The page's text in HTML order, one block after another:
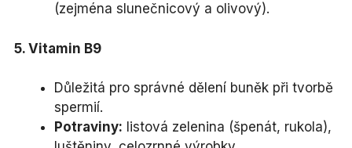
(zejména slunečnicový a olivový).
5. Vitamin B9
Důležitá pro správné dělení buněk při tvorbě
spermií.
Potraviny: listová zelenina (špenát, rukola),